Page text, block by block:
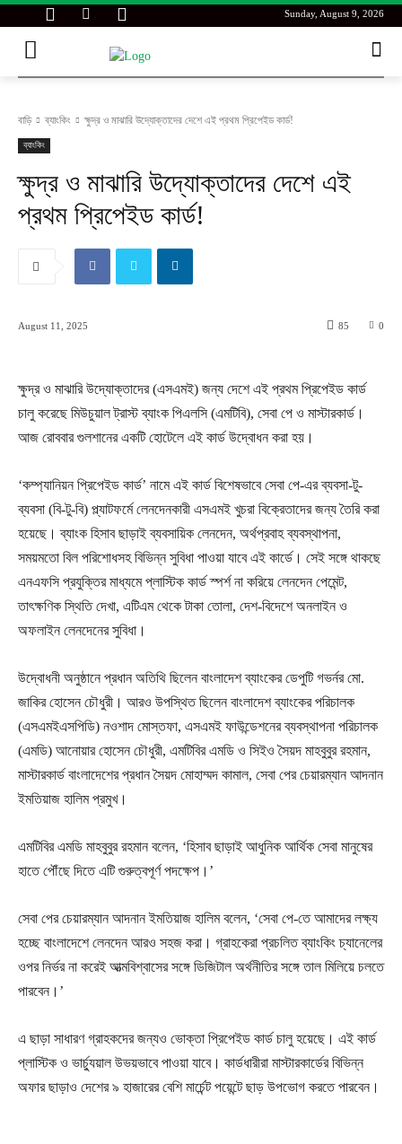
Sunday, August 9, 2026
বাড়ি ব্যাংকিং ক্ষুদ্র ও মাঝারি উদ্যোক্তাদের দেশে এই প্রথম প্রিপেইড কার্ড!
ব্যাংকিং
ক্ষুদ্র ও মাঝারি উদ্যোক্তাদের দেশে এই
প্রথম প্রিপেইড কার্ড!
August 11, 2025 0
85
ক্ষুদ্র ও মাঝারি উদ্যোক্তাদের (এসএমই) জন্য দেশে এই প্রথম প্রিপেইড কার্ড
চালু করেছে মিউচুয়াল ট্রাস্ট ব্যাংক পিএলসি (এমটিবি), সেবা পে ও মাস্টারকার্ড।
আজ রোববার গুলশানের একটি হোটেলে এই কার্ড উদ্বোধন করা হয়।
‘কম্প্যানিয়ন প্রিপেইড কার্ড’ নামে এই কার্ড বিশেষভাবে সেবা পে-এর ব্যবসা-টু-
ব্যবসা (বি-টু-বি) প্ল্যাটফর্মে লেনদেনকারী এসএমই খুচরা বিক্রেতাদের জন্য তৈরি করা
হয়েছে। ব্যাংক হিসাব ছাড়াই ব্যবসায়িক লেনদেন, অর্থপ্রবাহ ব্যবস্থাপনা,
সময়মতো বিল পরিশোধসহ বিভিন্ন সুবিধা পাওয়া যাবে এই কার্ডে। সেই সঙ্গে থাকছে
এনএফসি প্রযুক্তির মাধ্যমে প্লাস্টিক কার্ড স্পর্শ না করিয়ে লেনদেন পেমেন্ট,
তাৎক্ষণিক স্থিতি দেখা, এটিএম থেকে টাকা তোলা, দেশ-বিদেশে অনলাইন ও
অফলাইন লেনদেনের সুবিধা।
উদ্বোধনী অনুষ্ঠানে প্রধান অতিথি ছিলেন বাংলাদেশ ব্যাংকের ডেপুটি গভর্নর মো.
জাকির হোসেন চৌধুরী। আরও উপস্থিত ছিলেন বাংলাদেশ ব্যাংকের পরিচালক
(এসএমইএসপিডি) নওশাদ মোস্তফা, এসএমই ফাউন্ডেশনের ব্যবস্থাপনা পরিচালক
(এমডি) আনোয়ার হোসেন চৌধুরী, এমটিবির এমডি ও সিইও সৈয়দ মাহবুবুর রহমান,
মাস্টারকার্ড বাংলাদেশের প্রধান সৈয়দ মোহাম্মদ কামাল, সেবা পের চেয়ারম্যান আদনান
ইমতিয়াজ হালিম প্রমুখ।
এমটিবির এমডি মাহবুবুর রহমান বলেন, ‘হিসাব ছাড়াই আধুনিক আর্থিক সেবা মানুষের
হাতে পৌঁছে দিতে এটি গুরুত্বপূর্ণ পদক্ষেপ।’
সেবা পের চেয়ারম্যান আদনান ইমতিয়াজ হালিম বলেন, ‘সেবা পে-তে আমাদের লক্ষ্য
হচ্ছে বাংলাদেশে লেনদেন আরও সহজ করা। গ্রাহকেরা প্রচলিত ব্যাংকিং চ্যানেলের
ওপর নির্ভর না করেই আত্মবিশ্বাসের সঙ্গে ডিজিটাল অর্থনীতির সঙ্গে তাল মিলিয়ে চলতে
পারবেন।’
এ ছাড়া সাধারণ গ্রাহকদের জন্যও ভোক্তা প্রিপেইড কার্ড চালু হয়েছে। এই কার্ড
প্লাস্টিক ও ভার্চ্যুয়াল উভয়ভাবে পাওয়া যাবে। কার্ডধারীরা মাস্টারকার্ডের বিভিন্ন
অফার ছাড়াও দেশের ৯ হাজারের বেশি মার্চেন্ট পয়েন্টে ছাড় উপভোগ করতে পারবেন।